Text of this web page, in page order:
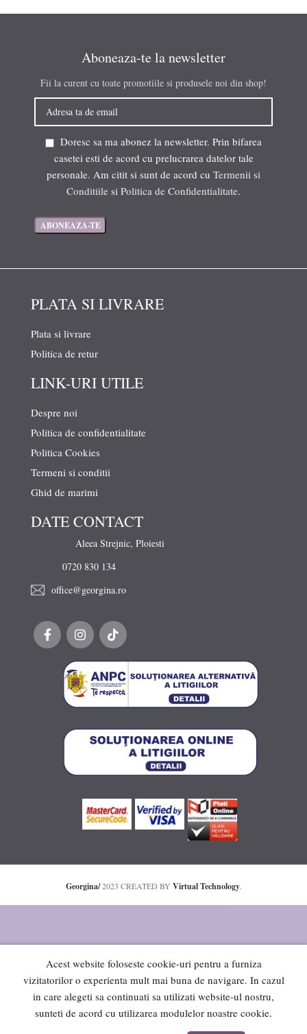
Aboneaza-te la newsletter
Fii la curent cu toate promotiile si produsele noi din shop!
Doresc sa ma abonez la newsletter. Prin bifarea
casetei esti de acord cu prelucrarea datelor tale
personale. Am citit si sunt de acord cu Termenii si
Conditiile si Politica de Confidentialitate.
PLATA SI LIVRARE
Plata si livrare
Politica de retur
LINK-URI UTILE
Despre noi
Politica de confidentialitate
Politica Cookies
Termeni si conditii
Ghid de marimi
DATE CONTACT
Aleea Strejnic, Ploiesti
0720 830 134
office@georgina.ro
Georgina/ 2023 CREATED BY Virtual Technology.
Acest website foloseste cookie-uri pentru a furniza
vizitatorilor o experienta mult mai buna de navigare. In cazul
in care alegeti sa continuati sa utilizati website-ul nostru,
sunteti de acord cu utilizarea modulelor noastre cookie.